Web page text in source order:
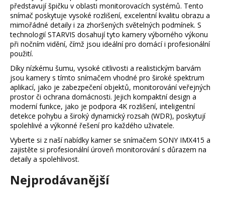
představují špičku v oblasti monitorovacích systémů. Tento
snímač poskytuje vysoké rozlišení, excelentní kvalitu obrazu a
mimořádné detaily i za zhoršených světelných podmínek. S
technologií STARVIS dosahují tyto kamery výborného výkonu
při nočním vidění, čímž jsou ideální pro domácí i profesionální
použití.
Díky nízkému šumu, vysoké citlivosti a realistickým barvám
jsou kamery s tímto snímačem vhodné pro široké spektrum
aplikací, jako je zabezpečení objektů, monitorování veřejných
prostor či ochrana domácnosti. Jejich kompaktní design a
moderní funkce, jako je podpora 4K rozlišení, inteligentní
detekce pohybu a široký dynamický rozsah (WDR), poskytují
spolehlivé a výkonné řešení pro každého uživatele.
Vyberte si z naší nabídky kamer se snímačem SONY IMX415 a
zajistěte si profesionální úroveň monitorování s důrazem na
detaily a spolehlivost.
Nejprodávanější
o
t
ř
e
b
u
j
e
t
e
n
a
j
í
t